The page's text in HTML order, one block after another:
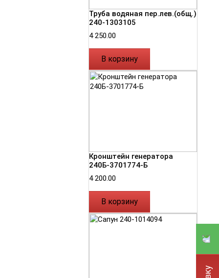
Труба водяная пер.лев.(общ.)
240-1303105
4 250.00
В корзину
Кронштейн генератора
240Б-3701774-Б
4 200.00
В корзину